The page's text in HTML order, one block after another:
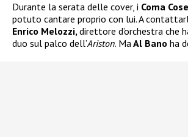
Durante la serata delle cover, i Coma Cose
potuto cantare proprio con lui. A
Enrico Melozzi,direttore d’orchestra che
duo sul palco dell’Ariston. MaAl Bano ha